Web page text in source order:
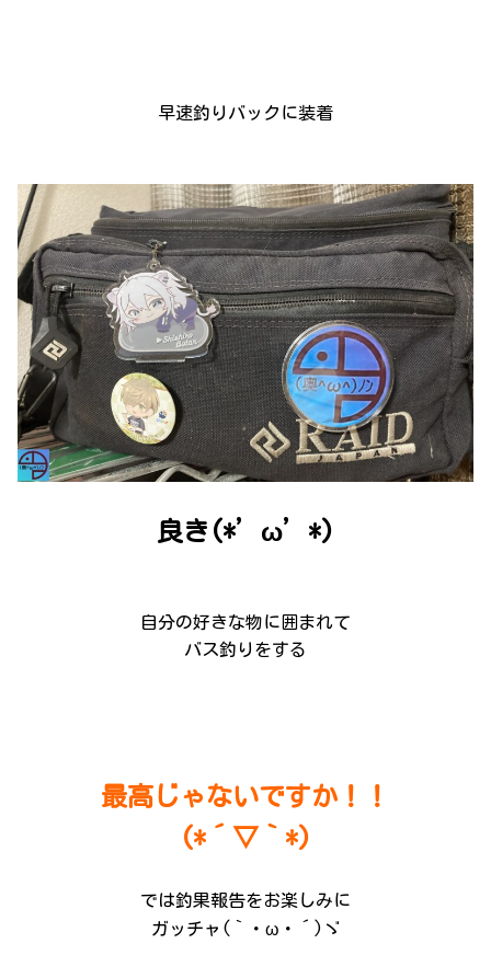
早速釣りバックに装着
良き(*’ω’*)
自分の好きな物に囲まれて
バス釣りをする
最高じゃないですか！！
(*´▽｀*)
では釣果報告をお楽しみに
ガッチャ(｀・ω・´)ゞ